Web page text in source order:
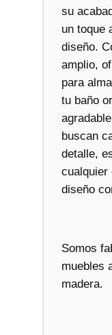
dsu
un toque
diseño.
amplio,
para
tu baño
buscan
detalle,
cualquier
diseño
Somos
muebles
madera.